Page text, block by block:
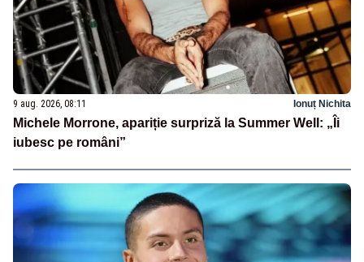
9 aug. 2026, 08:11 Ionuț Nichita
Michele Morrone, apariție surpriză la Summer Well: „Îi
iubesc pe români”